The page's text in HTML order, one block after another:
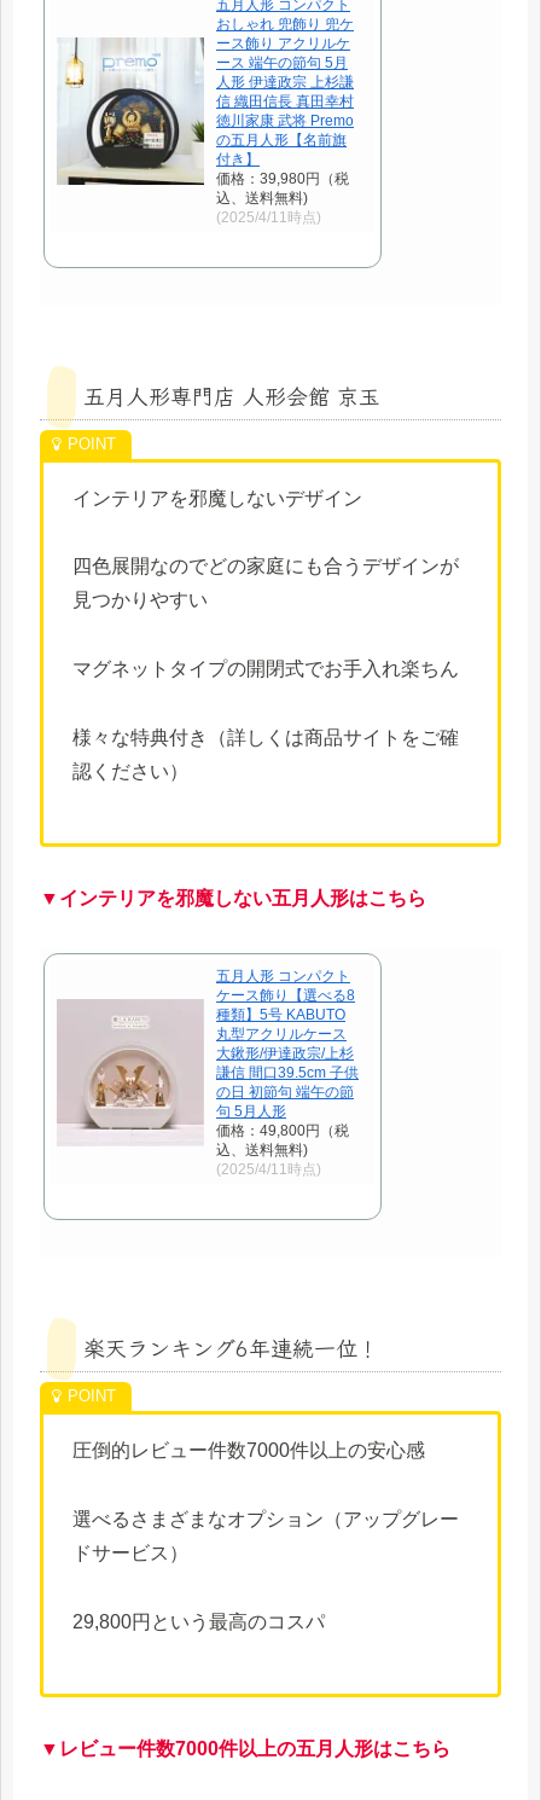
五月人形 コンパクト
おしゃれ 兜飾り 兜ケ
ース飾り アクリルケ
ース 端午の節句 5月
人形 伊達政宗 上杉謙
信 織田信長 真田幸村
徳川家康 武将 Premo
の五月人形【名前旗
付き】
価格：39,980円（税
込、送料無料)
(2025/4/11時点)
五月人形専門店 人形会館 京玉
インテリアを邪魔しないデザイン
四色展開なのでどの家庭にも合うデザインが
見つかりやすい
マグネットタイプの開閉式でお手入れ楽ちん
様々な特典付き（詳しくは商品サイトをご確
認ください）
▼インテリアを邪魔しない五月人形はこちら
五月人形 コンパクト
ケース飾り【選べる8
種類】5号 KABUTO
丸型アクリルケース
大鍬形/伊達政宗/上杉
謙信 間口39.5cm 子供
の日 初節句 端午の節
句 5月人形
価格：49,800円（税
込、送料無料)
(2025/4/11時点)
楽天ランキング6年連続一位！
圧倒的レビュー件数7000件以上の安心感
選べるさまざまなオプション（アップグレー
ドサービス）
29,800円という最高のコスパ
▼レビュー件数7000件以上の五月人形はこちら